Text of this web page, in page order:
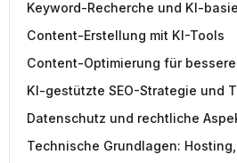
Keyword-Recherche und KI-
Content-Erstellung mit KI-Tools
Content-Optimierung für
KI-gestützte SEO-Strategie und
Datenschutz und rechtliche
Technische Grundlagen: